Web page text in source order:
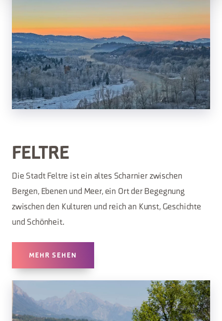
FELTRE
Die Stadt Feltre ist ein altes Scharnier zwischen
Bergen, Ebenen und Meer, ein Ort der Begegnung
zwischen den Kulturen und reich an Kunst, Geschichte
und Schönheit.
MEHR SEHEN